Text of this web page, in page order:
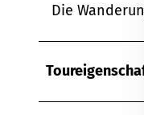
Die